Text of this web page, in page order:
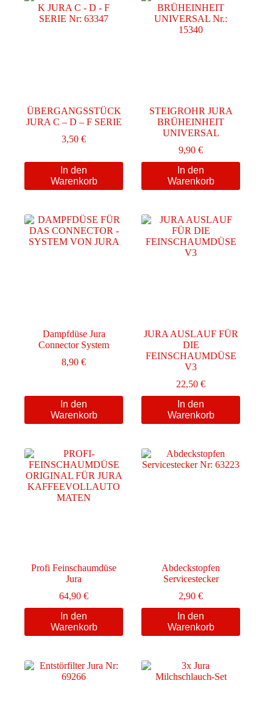
ÜBERGANGSSTÜCK
JURA C – D – F SERIE
3,50€
In den
Warenkorb
STEIGROHR JURA
BRÜHEINHEIT
UNIVERSAL
9,90€
In den
Warenkorb
Dampfdüse Jura
Connector System
8,90€
In den
Warenkorb
JURA AUSLAUF FÜR
DIE
FEINSCHAUMDÜSE
V3
22,50€
In den
Warenkorb
Profi Feinschaumdüse
Jura
64,90€
In den
Warenkorb
Abdeckstopfen
Servicestecker
2,90€
In den
Warenkorb